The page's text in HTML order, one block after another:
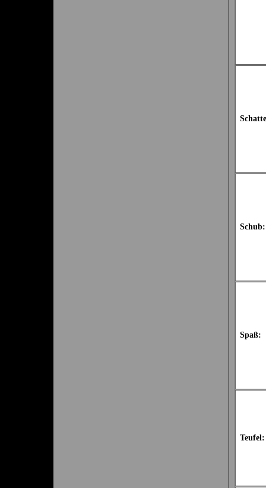
Schub:
Spaß:
Teufel: